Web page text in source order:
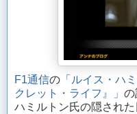
F1通信の 「ルイス・ハ
クレット・ライフ』」 の
ハミルトン氏の隠され